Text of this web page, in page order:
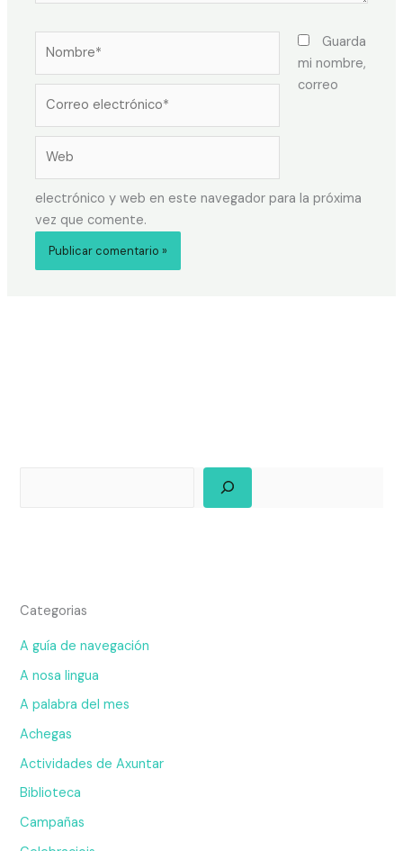
Guarda
mi nombre,
correo
electrónico y web en este navegador para la próxima
vez que comente.
Categorias
A guía de navegación
A nosa lingua
A palabra del mes
Achegas
Actividades de Axuntar
Biblioteca
Campañas